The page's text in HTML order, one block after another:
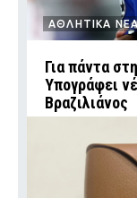
ΑΘΛΗΤΙΚΑ
Για πάντα
Υπογράφει
Βραζιλιάνος